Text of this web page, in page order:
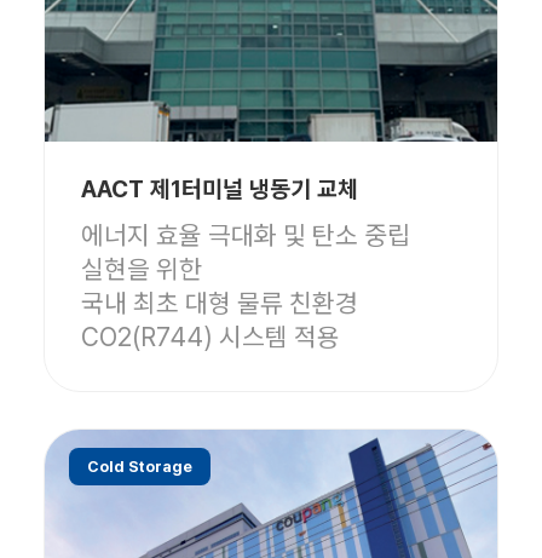
AACT 제1터미널 냉동기 교체
에너지 효율 극대화 및 탄소 중립
실현을 위한
국내 최초 대형 물류 친환경
CO2(R744) 시스템 적용
Cold Storage